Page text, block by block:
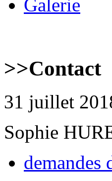
Galerie
>>Contact
31 juillet
Sophie
demandes